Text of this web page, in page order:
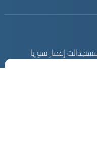
إعمار سوريا